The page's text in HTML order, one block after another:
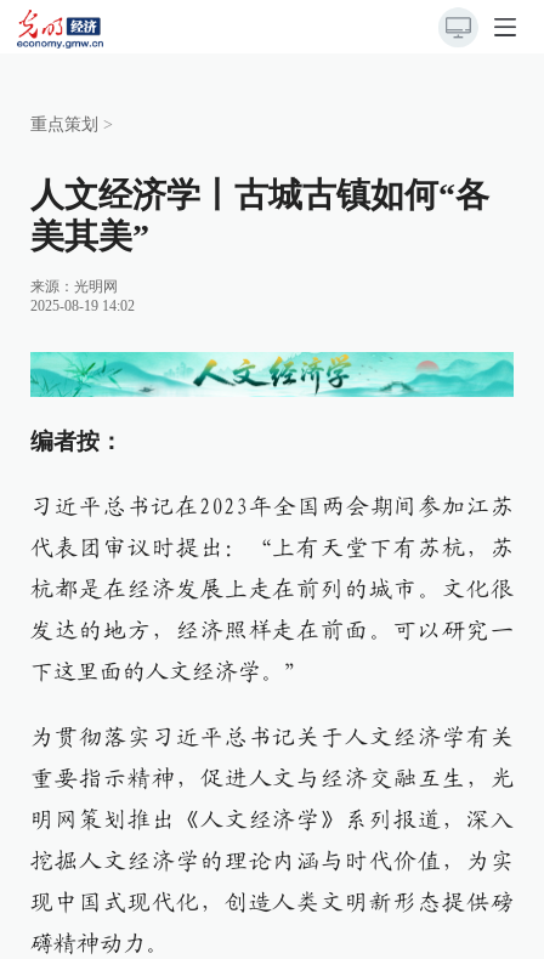
重点策划 >
人文经济学丨古城古镇如何“各
美其美”
来源： 光明网
2025-08-19 14:02
编者按：
习近平总书记在2023年全国两会期间参加江苏
代表团审议时提出：“上有天堂下有苏杭，苏
杭都是在经济发展上走在前列的城市。文化很
发达的地方，经济照样走在前面。可以研究一
下这里面的人文经济学。”
为贯彻落实习近平总书记关于人文经济学有关
重要指示精神，促进人文与经济交融互生，光
明网策划推出《人文经济学》系列报道，深入
挖掘人文经济学的理论内涵与时代价值，为实
现中国式现代化，创造人类文明新形态提供磅
礴精神动力。